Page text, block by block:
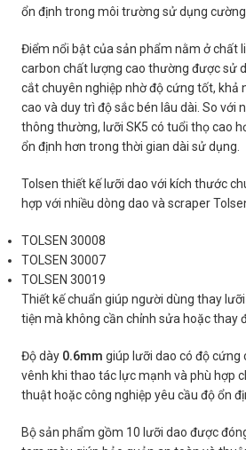
ổn định trong môi trường sử dụng cường
Điểm nổi bật của sản phẩm nằm ở chất
carbon chất lượng cao thường được sử
cắt chuyên nghiệp nhờ độ cứng tốt, khả
cao và duy trì độ sắc bén lâu dài. So với
thông thường, lưỡi SK5 có tuổi thọ cao
ổn định hơn trong thời gian dài sử dụng.
Tolsen thiết kế lưỡi dao với kích thước
hợp với nhiều dòng dao và scraper
TOLSEN 30008
TOLSEN 30007
TOLSEN 30019
Thiết kế chuẩn giúp người dùng thay
tiện mà không cần chỉnh sửa hoặc thay
Độ dày 0.6mm giúp lưỡi dao có độ cứng
vênh khi thao tác lực mạnh và phù hợp
thuật hoặc công nghiệp yêu cầu độ ổn
Bộ sản phẩm gồm 10 lưỡi dao được